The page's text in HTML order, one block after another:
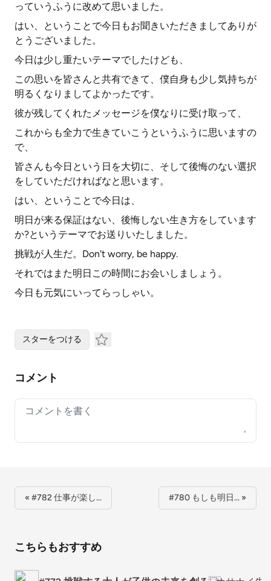
っていうふうに改めて思いました。
はい、ということで今日もお聞きいただきましてありが
とうございました。
今日は少し重たいテーマでしたけども、
この思いを皆さんと共有できて、僕自身も少し気持ちが
明るくなりましてよかったです。
彼が残してくれたメッセージを僕なりに受け取って、
これからも全力で生きていこうというふうに思いますの
で、
皆さんも今日という日を大切に、そして後悔のない選択
をしていただければなと思います。
はい、ということで今日は、
明日が来る保証はない、後悔しない生き方をしています
か?というテーマでお送りいたしました。
挑戦が人生だ。Don't worry, be happy.
それではまた明日この時間にお会いしましょう。
今日も元気にいってらっしゃい。
スターをつける
コメント
Your comment
« #782 仕事が楽し… #780 もしも明日… »
こちらもおすすめ